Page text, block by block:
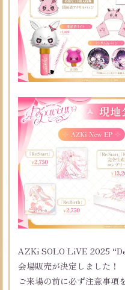
AZKi SOLO LiVE 2025
会場販売が決定しました！
ご来場の前に必ず注意事項